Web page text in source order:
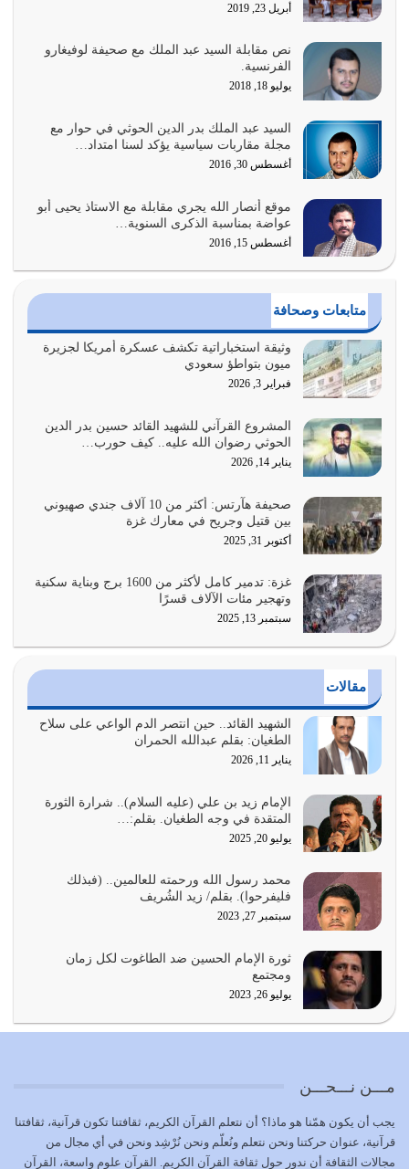
أغسطس 3, 2026
الغاية من الصلاة هو ذكر الله (أقم الصلاة لذكري) إضافة إلى
{وَأَعِدُّوا لَهُمْ مَا…
أغسطس 2, 2026
السبب الرئيسي لشقاء الأمة الابتعاد عن كتاب الله والتعدي
لحدود الله بالإضافات للدين
أغسطس 1, 2026
أبرز أسباب الشقاء هو الإعراض عن ذكر الله وعن هدى الله
المتمثل في القرآن الكريم
يوليو 31, 2026
أولياء الشيطان كلما كانوا أكثر ولاءً وطاعة للشيطان كلما كانوا
أكثر ضعفاً
يوليو 30, 2026
وعد الله تعالى من يُقتل في سبيله بالحياة الأبدية والرزق
والاستبشار والنجاة والخلود في…
يوليو 29, 2026
القرآن الكريم هو أهم مصدر لمعرفة رسول الله معرفة سيرته
معرفة شخصيته معرفة عظمته
يوليو 28, 2026
هل نحن من الصالحين؟ قيِّم نفسك هنا اترك القرآن على أصله
وأعرض نفسك، وأعرض ما لديك على…
يوليو 27, 2026
عندما يكون عدوك هو عدو الله معناه أن تكون نقاط الضعف
أراد الله لهذه الأمة ان تكون خير امة أخرجت للناس بالنهوض
بالأمر بالمعروف والنهي عن…
يوليو 25, 2026
واجتهاداتنا لأننا سنختلف ونتفرق
يوليو 24, 2026
أمة عاجزة عن النهوض…
يوليو 23, 2026
بحبل الله جميعاً وليس كل…
يوليو 22, 2026
المُلك كله لله تعالى يؤتيه من يشاء وينزعه ممن يشاء ويعز من
كل زمان…
يوليو 19, 2026
أبريل 23, 2019
نص مقابلة السيد عبد الملك مع صحيفة لوفيغارو
الفرنسية.
يوليو 18, 2018
السيد عبد الملك بدر الدين الحوثي في حوار مع
مجلة مقاربات سياسية يؤكد لسنا امتداد…
أغسطس 30, 2016
موقع أنصار الله يجري مقابلة مع الاستاذ يحيى أبو
عواضة بمناسبة الذكرى السنوية…
أغسطس 15, 2016
متابعات وصحافة
وثيقة استخباراتية تكشف عسكرة أمريكا لجزيرة
ميون بتواطؤ سعودي
فبراير 3, 2026
المشروع القرآني للشهيد القائد حسين بدر الدين
الحوثي رضوان الله عليه.. كيف حورب…
يناير 14, 2026
صحيفة هآرتس: أكثر من 10 آلاف جندي صهيوني
بين قتيل وجريح في معارك غزة
أكتوبر 31, 2025
غزة: تدمير كامل لأكثر من 1600 برج وبناية سكنية
وتهجير مئات الآلاف قسرًا
سبتمبر 13, 2025
مقالات
الشهيد القائد.. حين انتصر الدم الواعي على سلاح
الطغيان: بقلم عبدالله الحمران
يناير 11, 2026
الإمام زيد بن علي (عليه السلام).. شرارة الثورة
المتقدة في وجه الطغيان. بقلم:…
يوليو 20, 2025
محمد رسول الله ورحمته للعالمين.. (فبذلك
فليفرحوا). بقلم/ زيد الشُريف
سبتمبر 27, 2023
ثورة الإمام الحسين ضد الطاغوت لكل زمان
ومجتمع
يوليو 26, 2023
مـــن نـــحـــن
يجب أن يكون همّنا هو ماذا؟ أن نتعلم القرآن الكريم، ثقافتنا تكون قرآنية، ثقافتنا
قرآنية، عنوان حركتنا ونحن نتعلم ونُعلّم ونحن نُرْشِد ونحن في أي مجال من
مجالات الثقافة أن ندور حول ثقافة القرآن الكريم. القرآن علوم واسعة، القرآن